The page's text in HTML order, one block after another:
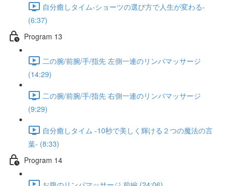
自分癒しタイム-ショーツの選び方で人生が変わる-
(6:37)
Program 13
二の腕/前腕/手/指先 左側一連のリンパマッサージ
(14:29)
二の腕/前腕/手/指先 右側一連のリンパマッサージ
(9:29)
自分癒しタイム -10秒で美しく輝ける２つの魔法の言
葉- (8:33)
Program 14